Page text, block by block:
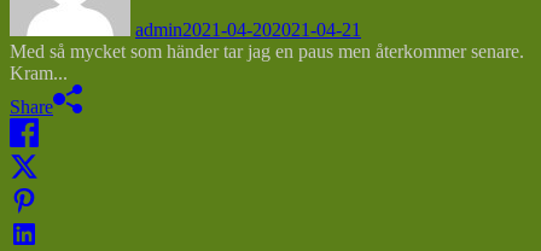
admin2021-04-202021-04-21
Med så mycket som händer tar jag en paus men återkommer senare.
Kram...
Share